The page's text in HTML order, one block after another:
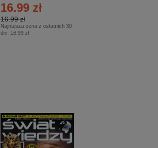
16.99 zł
16.99 zł
Najniższa cena z ostatnich 30
dni: 16.99 zł